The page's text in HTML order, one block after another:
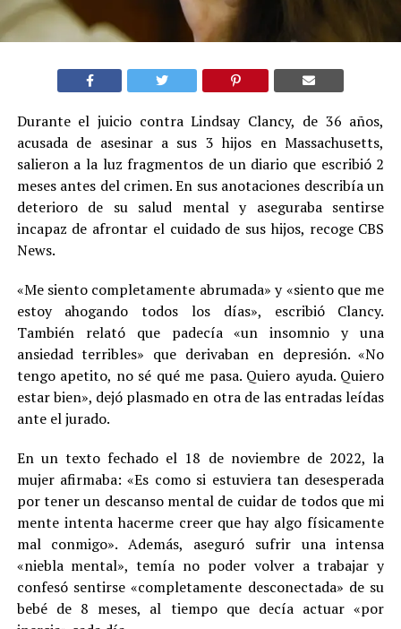
Durante el juicio contra Lindsay Clancy, de 36 años,
acusada de asesinar a sus 3 hijos en Massachusetts,
salieron a la luz fragmentos de un diario que escribió 2
meses antes del crimen. En sus anotaciones describía un
deterioro de su salud mental y aseguraba sentirse
incapaz de afrontar el cuidado de sus hijos, recoge CBS
News.
«Me siento completamente abrumada» y «siento que me
estoy ahogando todos los días», escribió Clancy.
También relató que padecía «un insomnio y una
ansiedad terribles» que derivaban en depresión. «No
tengo apetito, no sé qué me pasa. Quiero ayuda. Quiero
estar bien», dejó plasmado en otra de las entradas leídas
ante el jurado.
En un texto fechado el 18 de noviembre de 2022, la
mujer afirmaba: «Es como si estuviera tan desesperada
por tener un descanso mental de cuidar de todos que mi
mente intenta hacerme creer que hay algo físicamente
mal conmigo». Además, aseguró sufrir una intensa
«niebla mental», temía no poder volver a trabajar y
confesó sentirse «completamente desconectada» de su
bebé de 8 meses, al tiempo que decía actuar «por